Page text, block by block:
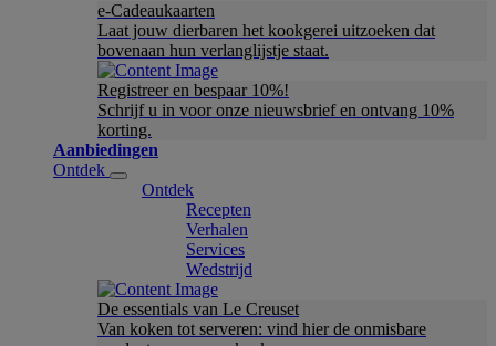
e-Cadeaukaarten
Laat jouw dierbaren het kookgerei uitzoeken dat
bovenaan hun verlanglijstje staat.
Registreer en bespaar 10%!
Schrijf u in voor onze nieuwsbrief en ontvang 10%
korting.
Aanbiedingen
Ontdek
Ontdek
Recepten
Verhalen
Services
Wedstrijd
De essentials van Le Creuset
Van koken tot serveren: vind hier de onmisbare